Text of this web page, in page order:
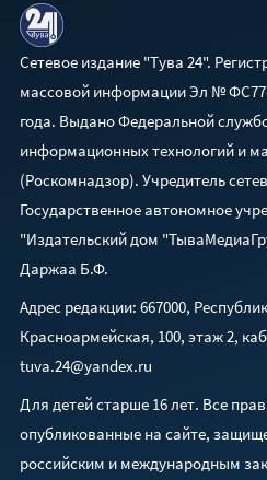
Сетевое издание "Тува 24".
массовой информации Эл № ФС77-
года. Выдано Федеральной
информационных технологий и
(Роскомнадзор). Учредитель
Государственное автономное
"Издательский дом
Даржаа Б.Ф.
Адрес редакции: 667000,
Красноармейская, 100, этаж 2,
tuva.24@yandex.ru
Для детей старше 16 лет. Все
опубликованные на сайте,
российским и международным